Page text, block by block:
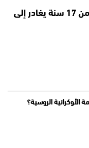
المنتخب الوطني لأقل من 17 سنة يغادر إلى
الروسية؟